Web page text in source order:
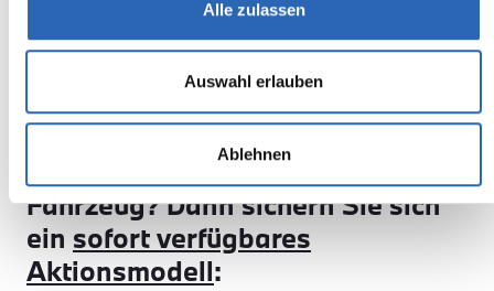
Alle zulassen
Auswahl erlauben
Ablehnen
Hybriden und Elektrofahrzeugen 1.390,00 €. Die Zahlung
erfolgt separat an die Autohaus Timmermanns GmbH und ist
Fahrt-Paket umfasst die Überführung sowie fahrzeugbezogene
Bereitstellungs- und Aufbereitungskosten.
Sie wünschen sich kurzfristig ein
Fahrzeug? Dann sichern Sie sich
ein sofort verfügbares
Aktionsmodell: